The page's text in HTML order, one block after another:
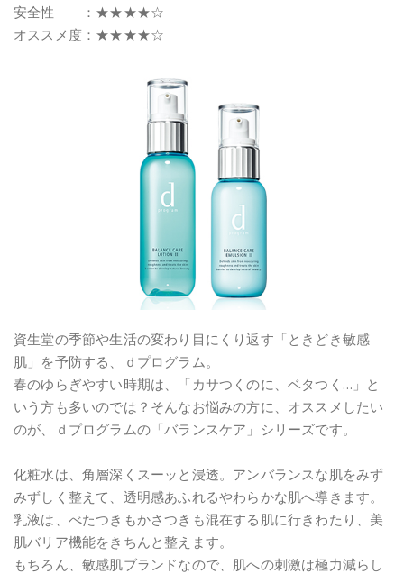
安全性 ：★★★★☆
オススメ度：★★★★☆
資生堂の季節や生活の変わり目にくり返す「ときどき敏感
肌」を予防する、ｄプログラム。
春のゆらぎやすい時期は、「カサつくのに、ベタつく…」と
いう方も多いのでは？そんなお悩みの方に、オススメしたい
のが、ｄプログラムの「バランスケア」シリーズです。
化粧水は、角層深くスーッと浸透。アンバランスな肌をみず
みずしく整えて、透明感あふれるやわらかな肌へ導きます。
乳液は、べたつきもかさつきも混在する肌に行きわたり、美
肌バリア機能をきちんと整えます。
もちろん、敏感肌ブランドなので、肌への刺激は極力減らし